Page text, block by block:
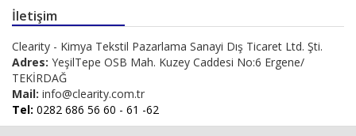
İletişim
Clearity - Kimya Tekstil Pazarlama Sanayi Dış Ticaret Ltd. Şti.
Adres: YeşilTepe OSB Mah. Kuzey Caddesi No:6 Ergene/
TEKİRDAĞ
Mail: info@clearity.com.tr
Tel: 0282 686 56 60 - 61 -62